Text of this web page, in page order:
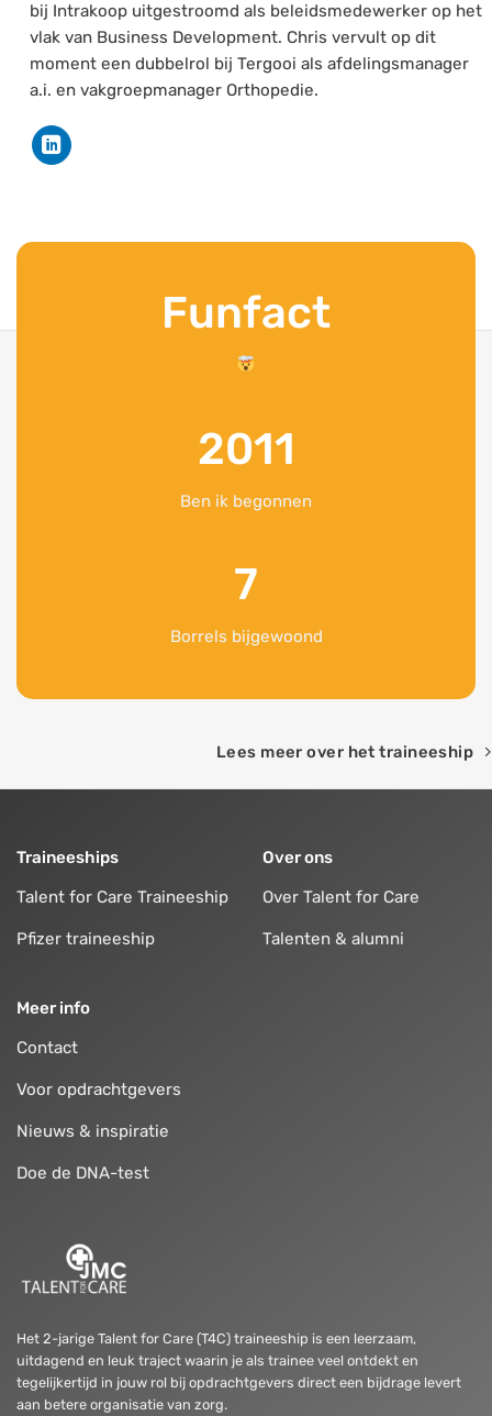
bij Intrakoop uitgestroomd als beleidsmedewerker op het
vlak van Business Development. Chris vervult op dit
moment een dubbelrol bij Tergooi als afdelingsmanager
a.i. en vakgroepmanager Orthopedie.
Funfact
2011
Ben ik begonnen
7
Borrels bijgewoond
Lees meer over het traineeship
Het 2-jarige Talent for Care (T4C) traineeship is een leerzaam,
uitdagend en leuk traject waarin je als trainee veel ontdekt en
tegelijkertijd in jouw rol bij opdrachtgevers direct een bijdrage levert
aan betere organisatie van zorg.
Traineeships
Talent for Care Traineeship
Pfizer traineeship
Over ons
Over Talent for Care
Talenten & alumni
Meer info
Contact
Voor opdrachtgevers
Nieuws & inspiratie
Doe de DNA-test